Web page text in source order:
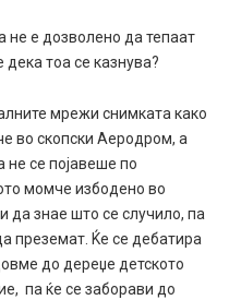
не е дозволено да тепаат
тоа се казнува?
мрежи снимката како
во скопски Аеродром, а
не се појавеше по
момче избодено во
да знае што се случило, па
преземат. Ќе се дебатира
до дереџе детското
па ќе се заборави до